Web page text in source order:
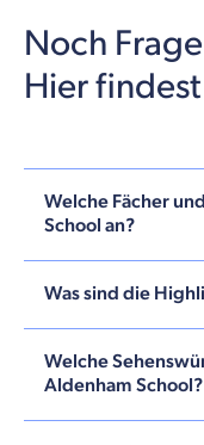
Noch
Hier
Welche Fächer
School an?
Was sind die
Welche
Aldenham School?